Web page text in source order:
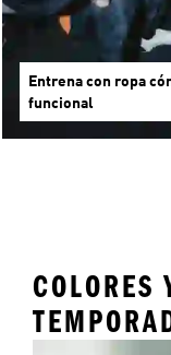
Entrena con ropa
funcional
COLORES